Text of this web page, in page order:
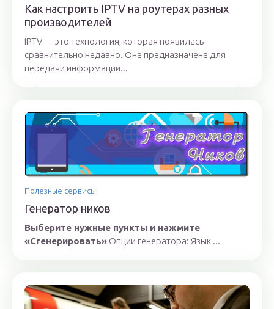
Как настроить IPTV на роутерах разных
производителей
IPTV — это технология, которая появилась
сравнительно недавно. Она предназначена для
передачи информации...
Полезные сервисы
Генератор ников
Выберите нужные пункты и нажмите
«Сгенерировать» Опции генератора: Язык ...